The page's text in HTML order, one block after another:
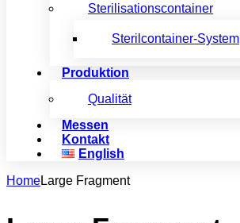
Sterilisationscontainer
Sterilcontainer-System
Produktion
Qualität
Messen
Kontakt
English
HomeLarge Fragment